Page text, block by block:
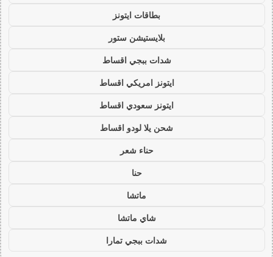
بطاقات ايتونز
بلايستيشن ستور
شدات ببجي اقساط
ايتونز امريكي اقساط
ايتونز سعودي اقساط
شحن يلا لودو اقساط
حناء شعر
حنا
ماتشا
شاي ماتشا
شدات ببجي تمارا